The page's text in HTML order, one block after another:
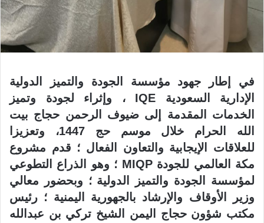
في إطار جهود مؤسسة الجودة والتميز الدولية
الإدارية السعودية IQE ، وإثراء لجودة وتميز
الخدمات المقدمة إلى ضيوف الرحمن حجاج بيت
الله الحرام خلال موسم حج 1447، وتعزيزا
للعلاقات الإيجابية والتعاون الفعال ؛ قدم مشروع
مكة العالمي للجودة MIQP ؛ وهو الذراع التطوعي
لمؤسسة الجودة والتميز الدولية ؛ وبحضور معالي
وزير الأوقاف والإرشاد بالجهورية اليمنية ؛ رئيس
مكتب شؤون حجاج اليمن الشيخ تركي بن عبدالله